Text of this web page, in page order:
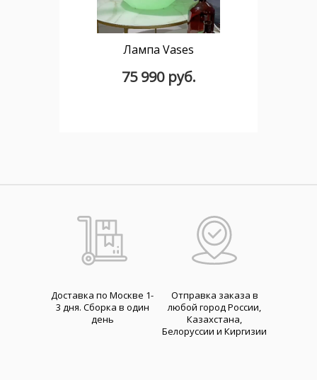
Лампа Vases
75 990 руб.
Доставка по Москве 1-
3 дня. Cборка в один
день
Отправка заказа в
любой город России,
Казахстана,
Белоруссии и Киргизии